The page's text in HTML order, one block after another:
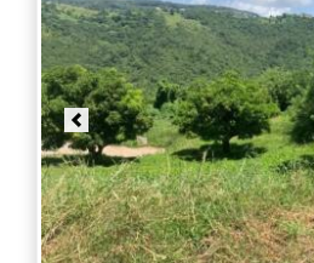
Previous